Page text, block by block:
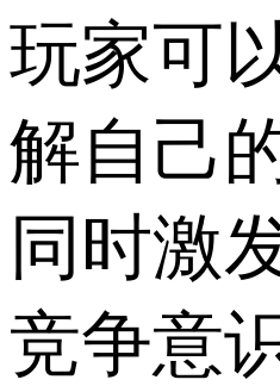
玩家可
解自己
同时激
竞争意